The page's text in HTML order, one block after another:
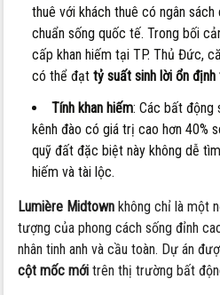
thuê với khách thuê có ngân
chuẩn sống quốc tế. Trong bối
cấp khan hiếm tại TP. Thủ Đức,
có thể đạttỷ suất sinh lời ổn
Tính khan hiếm: Các bất động
kênh đào có giá trị cao hơn 40%
quỹ đất đặc biệt này không dễ
hiếm và tài lộc.
Lumière Midtown không chỉ là một
tượng của phong cách sống đỉnh
nhân tinh anh và cầu toàn. Dự án
cột mốc mới trên thị trường bất